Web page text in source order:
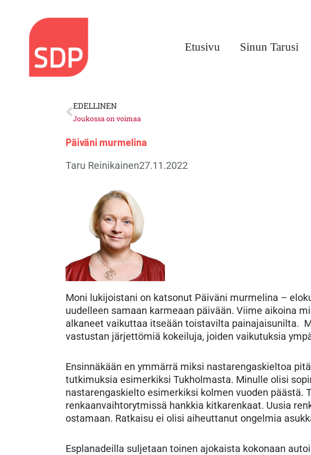
sisältöön
Etusivu Sinun Tarusi
Prev
EDELLINEN
Joukossa on voimaa
Päiväni murmelina
Taru Reinikainen27.11.2022
Moni lukijoistani on katsonut Päiväni murmelina –
uudelleen samaan karmeaan päivään. Viime aikoina
alkaneet vaikuttaa itseään toistavilta painajaisunilta.
vastustan järjettömiä kokeiluja, joiden vaikutuksia
Ensinnäkään en ymmärrä miksi nastarengaskieltoa
tutkimuksia esimerkiksi Tukholmasta. Minulle olisi
nastarengaskielto esimerkiksi kolmen vuoden
renkaanvaihtorytmissä hankkia kitkarenkaat. Uusia
ostamaan. Ratkaisu ei olisi aiheuttanut ongelmia
Esplanadeilla suljetaan toinen ajokaista kokonaan